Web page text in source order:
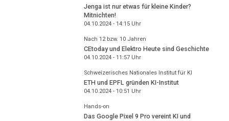
Jenga ist nur etwas für kleine Kinder?
Mitnichten!
04.10.2024 - 14:15Uhr
Nach 12 bzw. 10 Jahren
CEtoday und Elektro Heute sind Geschichte
04.10.2024 - 11:57Uhr
Schweizerisches Nationales Institut für KI
ETH und EPFL gründen KI-Institut
04.10.2024 - 10:51 Uhr
Hands-on
Das Google Pixel 9 Pro vereint KI und